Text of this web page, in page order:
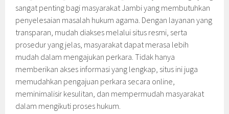
sangat penting bagi masyarakat Jambi yang membutuhkan
penyelesaian masalah hukum agama. Dengan layanan yang
transparan, mudah diakses melalui situs resmi, serta
prosedur yang jelas, masyarakat dapat merasa lebih
mudah dalam mengajukan perkara. Tidak hanya
memberikan akses informasi yang lengkap, situs ini juga
memudahkan pengajuan perkara secara online,
meminimalisir kesulitan, dan mempermudah masyarakat
dalam mengikuti proses hukum.